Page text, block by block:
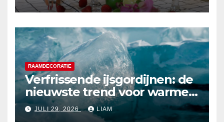
RAAMDECORATIE
Verfrissende ijsgordijnen: de
nieuwste trend voor warme
zomerdagen
JULI 29, 2026 LIAM